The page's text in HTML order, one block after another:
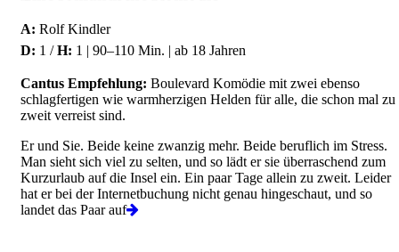
A: Rolf Kindler
D: 1 /H: 1 | 90–110 Min. | ab 18 Jahren
Cantus Empfehlung: Boulevard Komödie mit zwei ebenso
schlagfertigen wie warmherzigen Helden für alle, die schon mal zu
zweit verreist sind.
Er und Sie. Beide keine zwanzig mehr. Beide beruflich im Stress.
Man sieht sich viel zu selten, und so lädt er sie überraschend zum
Kurzurlaub auf die Insel ein. Ein paar Tage allein zu zweit. Leider
hat er bei der Internetbuchung nicht genau hingeschaut, und so
landet das Paar auf